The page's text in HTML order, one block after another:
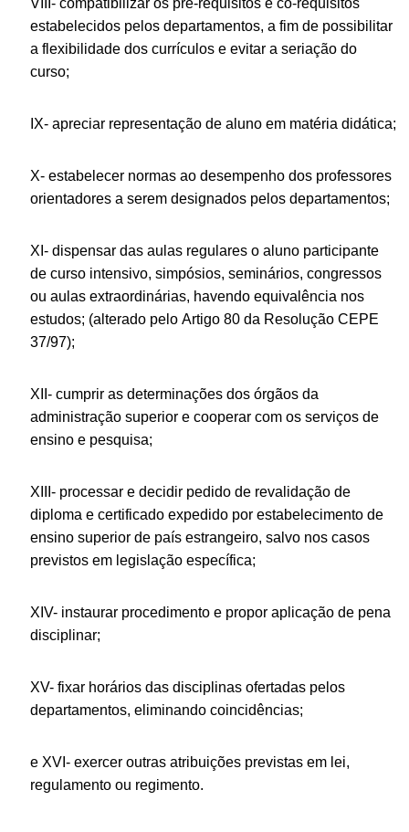
estabelecidos pelos departamentos, a fim de possibilitar
a flexibilidade dos currículos e evitar a seriação do
curso;
IX- apreciar representação de aluno em matéria didática;
X- estabelecer normas ao desempenho dos professores
orientadores a serem designados pelos departamentos;
XI- dispensar das aulas regulares o aluno participante
de curso intensivo, simpósios, seminários, congressos
ou aulas extraordinárias, havendo equivalência nos
estudos; (alterado pelo Artigo 80 da Resolução CEPE
37/97);
XII- cumprir as determinações dos órgãos da
administração superior e cooperar com os serviços de
ensino e pesquisa;
XIII- processar e decidir pedido de revalidação de
diploma e certificado expedido por estabelecimento de
ensino superior de país estrangeiro, salvo nos casos
previstos em legislação específica;
XIV- instaurar procedimento e propor aplicação de pena
disciplinar;
XV- fixar horários das disciplinas ofertadas pelos
departamentos, eliminando coincidências;
e XVI- exercer outras atribuições previstas em lei,
regulamento ou regimento.